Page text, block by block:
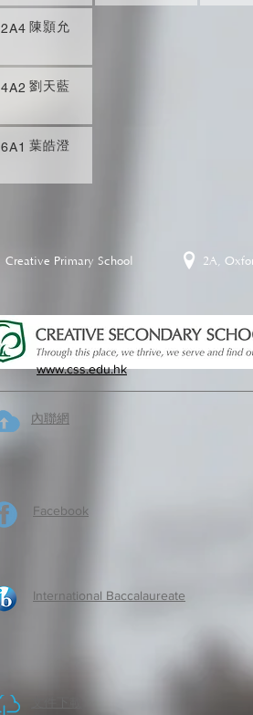
2A4 陳顥允
4A2 劉天藍
6A1 葉皓澄
Creative Primary School 2A,
www.css.edu.hk
內聯網
Facebook
International Baccalaureate